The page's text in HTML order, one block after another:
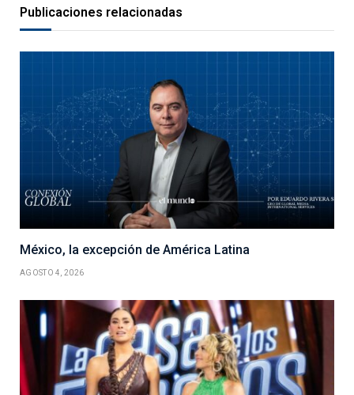
Publicaciones relacionadas
México, la excepción de América Latina
AGOSTO 4, 2026